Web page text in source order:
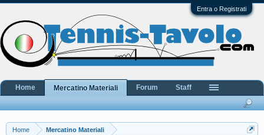
Entra o Registrati
Home Mercatino Materiali
Home Mercatino Materiali Forum Staff